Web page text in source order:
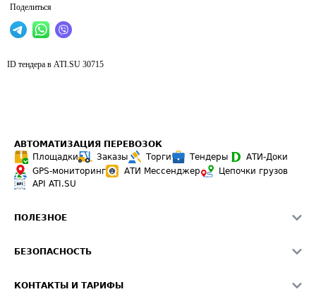
Поделиться
ID тендера в ATI.SU 30715
АВТОМАТИЗАЦИЯ ПЕРЕВОЗОК
Площадки
Заказы Торги Тендеры
АТИ-Доки
GPS-мониторинг
АТИ Мессенджер
Цепочки грузов
API ATI.SU
ПОЛЕЗНОЕ
Звезды ATI.SU на вашем сайте
БЕЗОПАСНОСТЬ
КОНТАКТЫ И ТАРИФЫ